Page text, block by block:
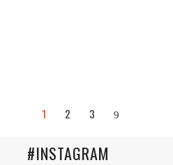
1 2 3
#INSTAGRAM